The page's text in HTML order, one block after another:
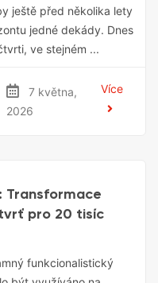
ještě před několika lety
jedné dekády. Dnes
ve stejném ...
7 května,
2026
Více
Transformace
pro 20 tisíc
funkcionalistický